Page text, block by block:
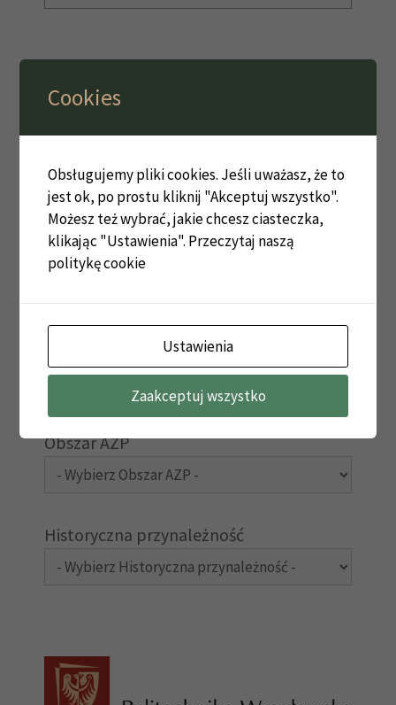
Funkcja
Motte 1
Wieża 1
Obszar AZP
Historyczna przynależność
Cookies
Obsługujemy pliki cookies. Jeśli uważasz, że to
jest ok, po prostu kliknij "Akceptuj wszystko".
Możesz też wybrać, jakie chcesz ciasteczka,
klikając "Ustawienia". Przeczytaj naszą
politykę cookie
Ustawienia
Zaakceptuj wszystko